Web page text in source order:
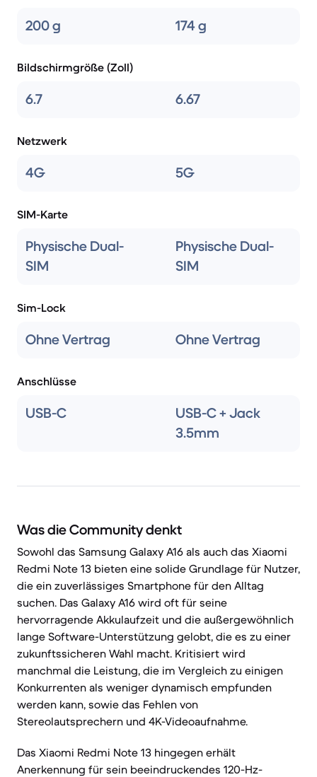
200 g 174 g
Bildschirmgröße (Zoll)
6.7 6.67
Netzwerk
4G 5G
SIM-Karte
Physische Dual-
SIM
Physische Dual-
SIM
Sim-Lock
Ohne Vertrag Ohne Vertrag
Anschlüsse
USB-C
USB-C + Jack
3.5mm
Was die Community denkt
Sowohl das Samsung Galaxy A16 als auch das Xiaomi
Redmi Note 13 bieten eine solide Grundlage für Nutzer,
die ein zuverlässiges Smartphone für den Alltag
suchen. Das Galaxy A16 wird oft für seine
hervorragende Akkulaufzeit und die außergewöhnlich
lange Software-Unterstützung gelobt, die es zu einer
zukunftssicheren Wahl macht. Kritisiert wird
manchmal die Leistung, die im Vergleich zu einigen
Konkurrenten als weniger dynamisch empfunden
werden kann, sowie das Fehlen von
Stereolautsprechern und 4K-Videoaufnahme.
Das Xiaomi Redmi Note 13 hingegen erhält
Anerkennung für sein beeindruckendes 120-Hz-